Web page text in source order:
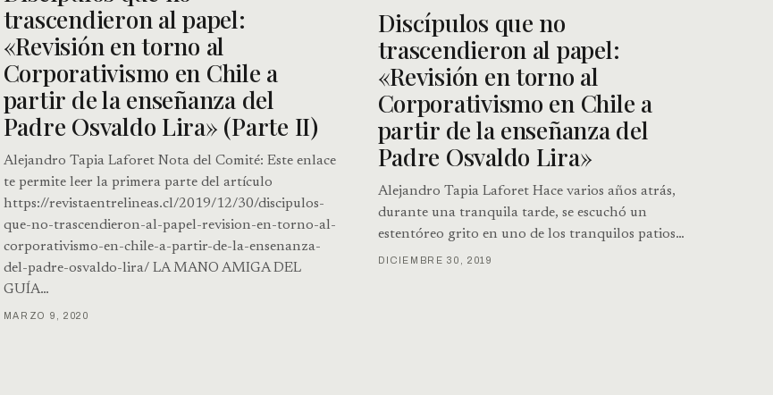
trascendieron al papel:
«Revisión en torno al
Corporativismo en Chile a
partir de la enseñanza del
Padre Osvaldo Lira» (Parte II)
Alejandro Tapia Laforet Nota del Comité: Este enlace
te permite leer la primera parte del artículo
https://revistaentrelineas.cl/2019/12/30/discipulos-
que-no-trascendieron-al-papel-revision-en-torno-al-
corporativismo-en-chile-a-partir-de-la-ensenanza-
del-padre-osvaldo-lira/ LA MANO AMIGA DEL
GUÍA…
MARZO 9, 2020
Discípulos que no
trascendieron al papel:
«Revisión en torno al
Corporativismo en Chile a
partir de la enseñanza del
Padre Osvaldo Lira»
Alejandro Tapia Laforet Hace varios años atrás,
durante una tranquila tarde, se escuchó un
estentóreo grito en uno de los tranquilos patios…
DICIEMBRE 30, 2019